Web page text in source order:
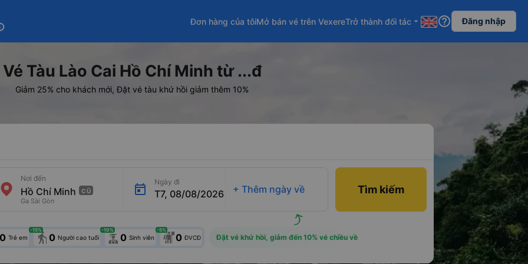
Đơn hàng của tôiMở bán vé trên VexereTrở thành đối tác arrow_drop_down help_outline Đăng nhập
Vé Tàu Lào Cai Hồ Chí Minh từ ...đ
Giảm 25% cho khách mới, Đặt vé tàu khứ hồi giảm thêm 10%
CŨ
Nơi đến
Ga Sài Gòn
Ngày đi
T7, 08/08/2026 + Thêm ngày về Tìm kiếm
0 Trẻ em elderly 0 Người cao tuổi
-15%
0 Sinh viên
-10%
0 ĐVCĐ
-5%
Đặt vé khứ hồi, giảm đến 10% vé chiều về